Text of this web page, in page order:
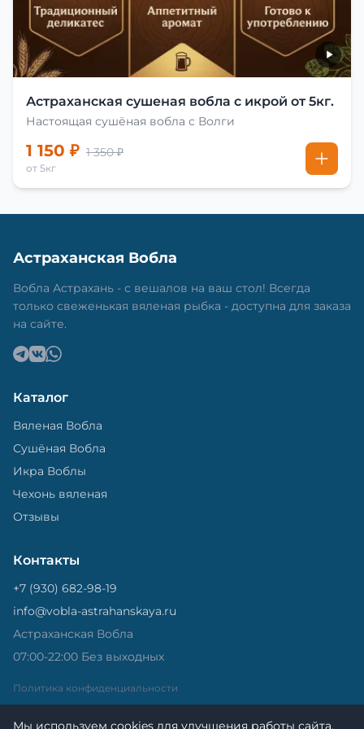
Астраханская сушеная вобла с икрой от 5кг.
Настоящая сушёная вобла с Волги
1 150 ₽ 1 350 ₽
от 5кг
Астраханская Вобла
Вобла Астрахань - с вешалов на ваш стол! Всегда
только свеженькая вяленая рыбка - доступна для заказа
на сайте.
Каталог
Вяленая Вобла
Сушёная Вобла
Икра Воблы
Чехонь вяленая
Отзывы
Контакты
+7 (930) 682-98-19
info@vobla-astrahanskaya.ru
Астраханская Вобла
07:00-22:00 Без выходных
Политика конфиденциальности
Мы используем cookies для улучшения работы сайта.